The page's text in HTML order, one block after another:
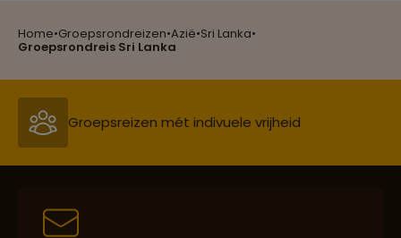
Home•Groepsrondreizen•Azië•Sri Lanka•
Groepsrondreis Sri Lanka
Reizen met oog voor mens, cultuur en milieu
Groepsreizen mét indivuele vrijheid
Persoonlijk en deskundig reisadvies